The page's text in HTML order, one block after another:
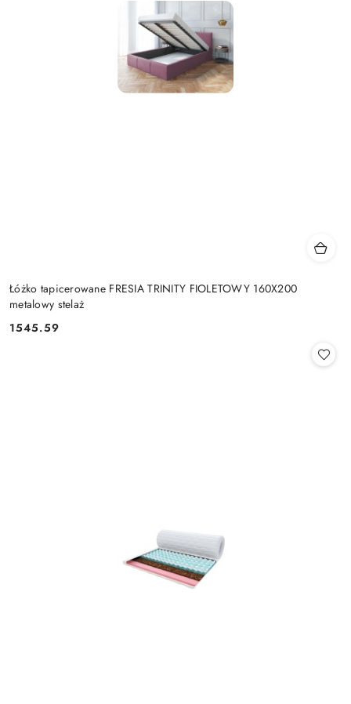
Łóżko tapicerowane FRESIA TRINITY FIOLETOWY 160X200
metalowy stelaż
Cena:
1545.59